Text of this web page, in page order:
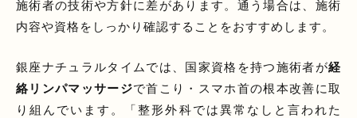
施術者の技術や方針に差があります。通う場合は、施術
内容や資格をしっかり確認することをおすすめします。
銀座ナチュラルタイムでは、国家資格を持つ施術者が経
絡リンパマッサージで首こり・スマホ首の根本改善に取
り組んでいます。「整形外科では異常なしと言われた